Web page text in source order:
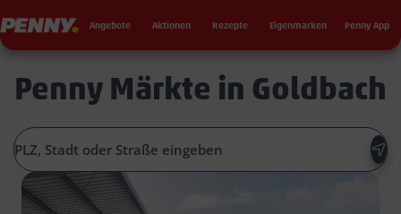
Penny Angebote Aktionen Rezepte Eigenmarken Penny App
Penny Märkte in Goldbach